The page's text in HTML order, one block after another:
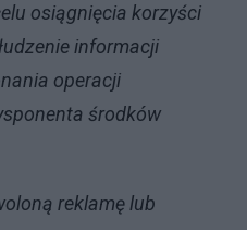
osiągnięcia korzyści
informacji
operacji
środków
reklamę lub